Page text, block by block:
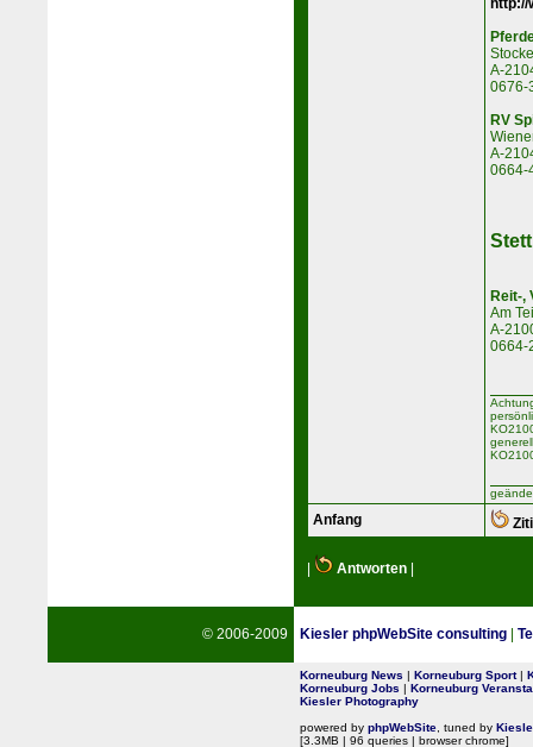
A-
0676-
RV
A-
0664-
Reit-,
Am
A-
0664-
Anfang
Antworten
© 2006-2009 Kiesler phpWebSite consulting
Korneuburg News | Korneuburg Sport|
Korneuburg Jobs | Korneuburg
Kiesler Photography
powered by phpWebSite , tuned by
[3.3MB | 96 queries | browser chrome]